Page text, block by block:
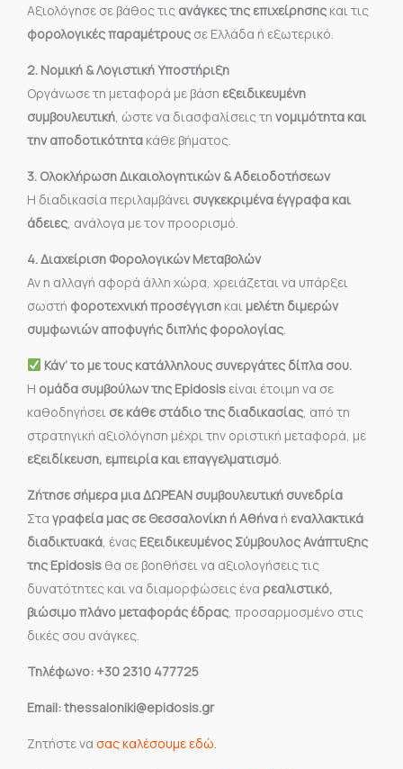
Αξιολόγησε σε βάθος τις ανάγκες της επιχείρησης και τις
φορολογικές παραμέτρους σε Ελλάδα ή εξωτερικό.
2. Νομική & Λογιστική Υποστήριξη
Οργάνωσε τη μεταφορά με βάση εξειδικευμένη
συμβουλευτική, ώστε να διασφαλίσεις τη νομιμότητα και
την αποδοτικότητα κάθε βήματος.
3. Ολοκλήρωση Δικαιολογητικών & Αδειοδοτήσεων
Η διαδικασία περιλαμβάνει συγκεκριμένα έγγραφα και
άδειες, ανάλογα με τον προορισμό.
4. Διαχείριση Φορολογικών Μεταβολών
Αν η αλλαγή αφορά άλλη χώρα, χρειάζεται να υπάρξει
σωστή φοροτεχνική προσέγγιση και μελέτη διμερών
συμφωνιών αποφυγής διπλής φορολογίας.
Κάν’ το με τους κατάλληλους συνεργάτες δίπλα σου.
Η ομάδα συμβούλων της Epidosis είναι έτοιμη να σε
καθοδηγήσει σε κάθε στάδιο της διαδικασίας, από τη
στρατηγική αξιολόγηση μέχρι την οριστική μεταφορά, με
εξειδίκευση, εμπειρία και επαγγελματισμό.
Ζήτησε σήμερα μια ΔΩΡΕΑΝ συμβουλευτική συνεδρία
Στα γραφεία μας σε Θεσσαλονίκη ή Αθήνα ή εναλλακτικά
διαδικτυακά, ένας Εξειδικευμένος Σύμβουλος Ανάπτυξης
της Epidosis θα σε βοηθήσει να αξιολογήσεις τις
δυνατότητες και να διαμορφώσεις ένα ρεαλιστικό,
βιώσιμο πλάνο μεταφοράς έδρας, προσαρμοσμένο στις
δικές σου ανάγκες.
Τηλέφωνο: +30 2310 477725
Email: thessaloniki@epidosis.gr
Ζητήστε να σας καλέσουμε εδώ.